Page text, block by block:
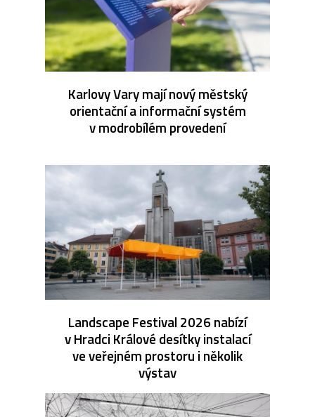
Karlovy Vary mají nový městský
orientační a informační systém
v modrobílém provedení
Landscape Festival 2026 nabízí
v Hradci Králové desítky instalací
ve veřejném prostoru i několik
výstav